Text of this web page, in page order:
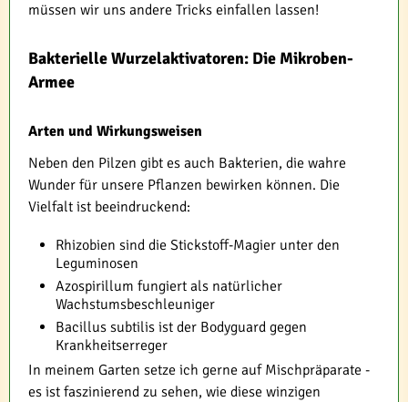
müssen wir uns andere Tricks einfallen lassen!
Bakterielle Wurzelaktivatoren: Die Mikroben-
Armee
Arten und Wirkungsweisen
Neben den Pilzen gibt es auch Bakterien, die wahre
Wunder für unsere Pflanzen bewirken können. Die
Vielfalt ist beeindruckend:
Rhizobien sind die Stickstoff-Magier unter den
Leguminosen
Azospirillum fungiert als natürlicher
Wachstumsbeschleuniger
Bacillus subtilis ist der Bodyguard gegen
Krankheitserreger
In meinem Garten setze ich gerne auf Mischpräparate -
es ist faszinierend zu sehen, wie diese winzigen